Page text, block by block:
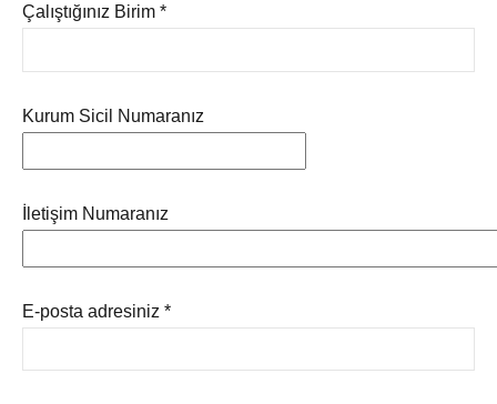
Çalıştığınız Birim *
Kurum Sicil Numaranız
İletişim Numaranız
E-posta adresiniz *